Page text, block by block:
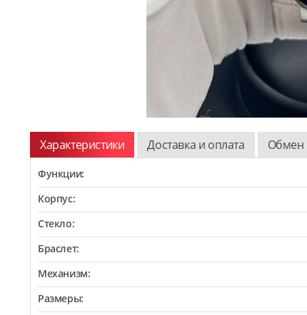
Характеристики Доставка и оплата Обмен
Функции:
Корпус:
Стекло:
Браслет:
Механизм:
Размеры: